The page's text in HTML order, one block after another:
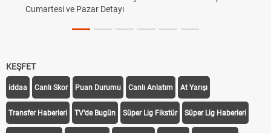
Cumartesi ve Pazar Detayı
KEŞFET
iddaa Canlı Skor Puan Durumu Canlı Anlatım At Yarışı
Transfer Haberleri TV'de Bugün Süper Lig Fikstür Süper Lig Haberleri